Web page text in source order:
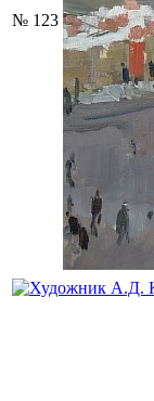
№ 123